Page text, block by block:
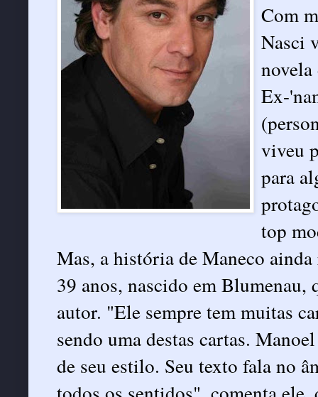
Com
Nasci
Ex-
viveu
para
top
Mas, a história de Maneco
39 anos, nascido em Blumenau,
autor. "Ele sempre tem muitas
sendo uma destas cartas.
de seu estilo. Seu texto fala no